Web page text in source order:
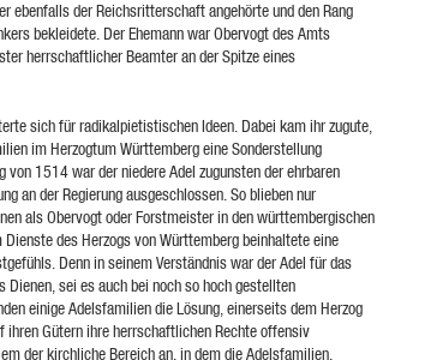
ebenfalls der Reichsritterschaft angehörte und den Rang
bekleidete. Der Ehemann war Obervogt des Amts
herrschaftlicher Beamter an der Spitze eines
sich für radikalpietistischen Ideen. Dabei kam ihr zugute,
im Herzogtum Württemberg eine Sonderstellung
von 1514 war der niedere Adel zugunsten der ehrbaren
an der Regierung ausgeschlossen. So blieben nur
als Obervogt oder Forstmeister in den württembergischen
des Herzogs von Württemberg beinhaltete eine
Denn in seinem Verständnis war der Adel für das
sei es auch bei noch so hoch gestellten
einige Adelsfamilien die Lösung, einerseits dem Herzog
ihren Gütern ihre herrschaftlichen Rechte offensiv
der kirchliche Bereich an, in dem die Adelsfamilien,